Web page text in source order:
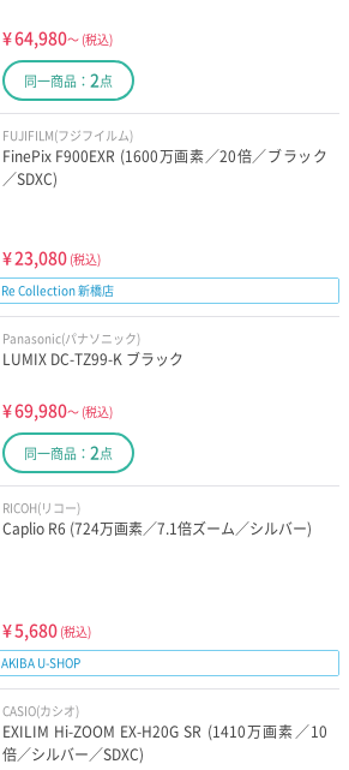
¥64,980～ (税込)
同一商品： 2点
FUJIFILM(フジフイルム)
FinePix F900EXR (1600万画素／20倍／ブラック
／SDXC)
¥23,080 (税込)
Re Collection 新橋店
Panasonic(パナソニック)
LUMIX DC-TZ99-K ブラック
¥69,980～ (税込)
同一商品： 2点
RICOH(リコー)
Caplio R6 (724万画素／7.1倍ズーム／シルバー)
¥5,680 (税込)
AKIBA U-SHOP
CASIO(カシオ)
EXILIM Hi-ZOOM EX-H20G SR (1410万画素／10
倍／シルバー／SDXC)